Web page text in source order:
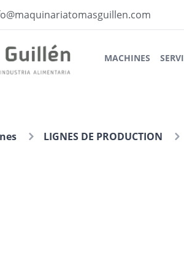
MACHINES
LIGNES DE PRODUCTION